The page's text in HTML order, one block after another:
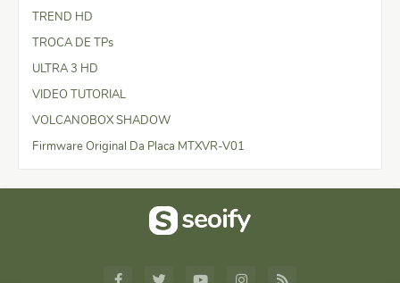
TREND HD
TROCA DE TPs
ULTRA 3 HD
VIDEO TUTORIAL
VOLCANOBOX SHADOW
Firmware Original Da Placa MTXVR-V01